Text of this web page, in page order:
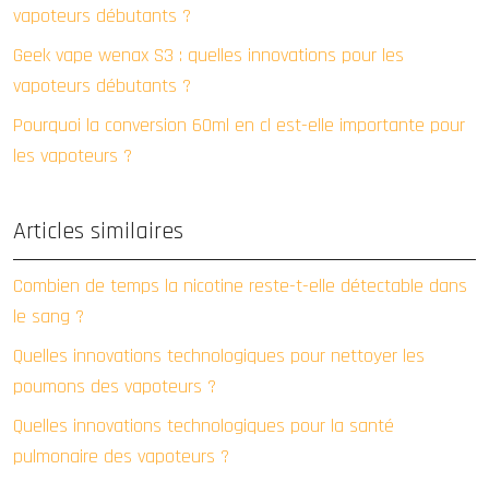
vapoteurs débutants ?
Geek vape wenax S3 : quelles innovations pour les
vapoteurs débutants ?
Pourquoi la conversion 60ml en cl est-elle importante pour
les vapoteurs ?
Articles similaires
Combien de temps la nicotine reste-t-elle détectable dans
le sang ?
Quelles innovations technologiques pour nettoyer les
poumons des vapoteurs ?
Quelles innovations technologiques pour la santé
pulmonaire des vapoteurs ?